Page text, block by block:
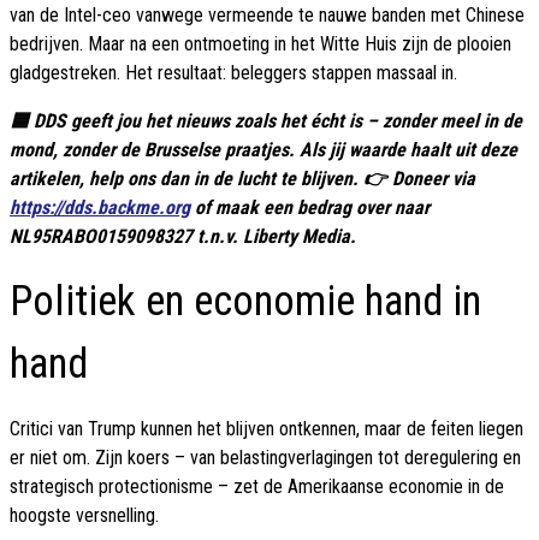
van de Intel-ceo vanwege vermeende te nauwe banden met Chinese
bedrijven. Maar na een ontmoeting in het Witte Huis zijn de plooien
gladgestreken. Het resultaat: beleggers stappen massaal in.
🟦 DDS geeft jou het nieuws zoals het écht is – zonder meel in de
mond, zonder de Brusselse praatjes. Als jij waarde haalt uit deze
artikelen, help ons dan in de lucht te blijven. 👉 Doneer via
https://dds.backme.orgof maak een bedrag over naar
NL95RABO0159098327 t.n.v. Liberty Media.
Politiek en economie hand in
hand
Critici van Trump kunnen het blijven ontkennen, maar de feiten liegen
er niet om. Zijn koers – van belastingverlagingen tot deregulering en
strategisch protectionisme – zet de Amerikaanse economie in de
hoogste versnelling.